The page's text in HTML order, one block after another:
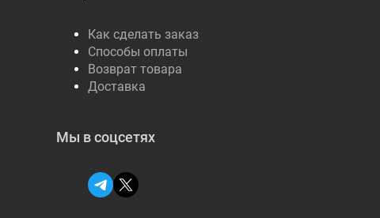
Как сделать заказ
Способы оплаты
Возврат товара
Доставка
Мы в соцсетях